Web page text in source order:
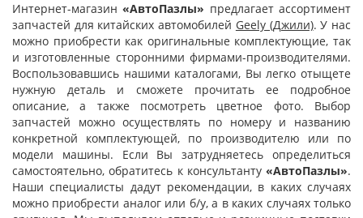
Интернет-магазин«АвтоПазлы» предлагает ассортимент
запчастей для китайских автомобилей Geely (Джили). У нас
можно приобрести как оригинальные комплектующие, так
и изготовленные сторонними фирмами-производителями.
Воспользовавшись нашими каталогами, Вы легко отыщете
нужную деталь и сможете прочитать ее подробное
описание, а также посмотреть цветное фото. Выбор
запчастей можно осуществлять по номеру и названию
конкретной комплектующей, по производителю или по
модели машины. Если Вы затрудняетесь определиться
самостоятельно, обратитесь к консультанту «АвтоПазлы».
Наши специалисты дадут рекомендации, в каких случаях
можно приобрести аналог или б/у, а в каких случаях только